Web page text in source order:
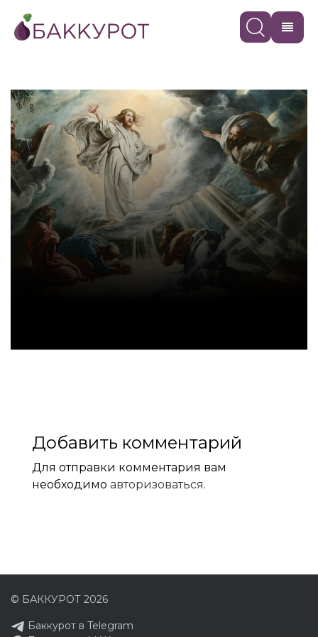
Добавить комментарий
Для отправки комментария вам
необходимо авторизоваться.
© БАККУРОТ 2026
Баккурот в Telegram